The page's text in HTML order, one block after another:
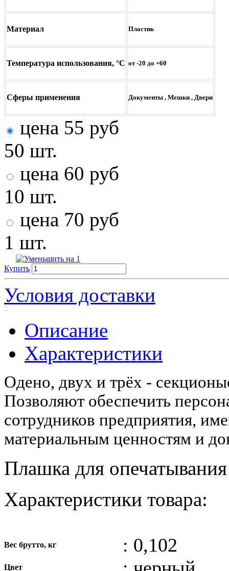
Материал Пластик
Температура использования, °С от -20 до +60
Сферы применения Документы , Мешки , Двери
цена 55 руб
50 шт.
цена 60 руб
10 шт.
цена 70 руб
1 шт.
Купить
Условия доставки
Описание
Характеристики
Одено, двух и трёх -
Позволяют обеспечить
сотрудников предприятия,
материальным ценностям и
Плашка для
Характеристики товара:
Вес брутто, кг : 0,102
Цвет